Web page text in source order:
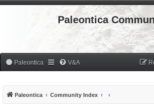
Paleontica
Paleontica V&A
Paleontica Community Index